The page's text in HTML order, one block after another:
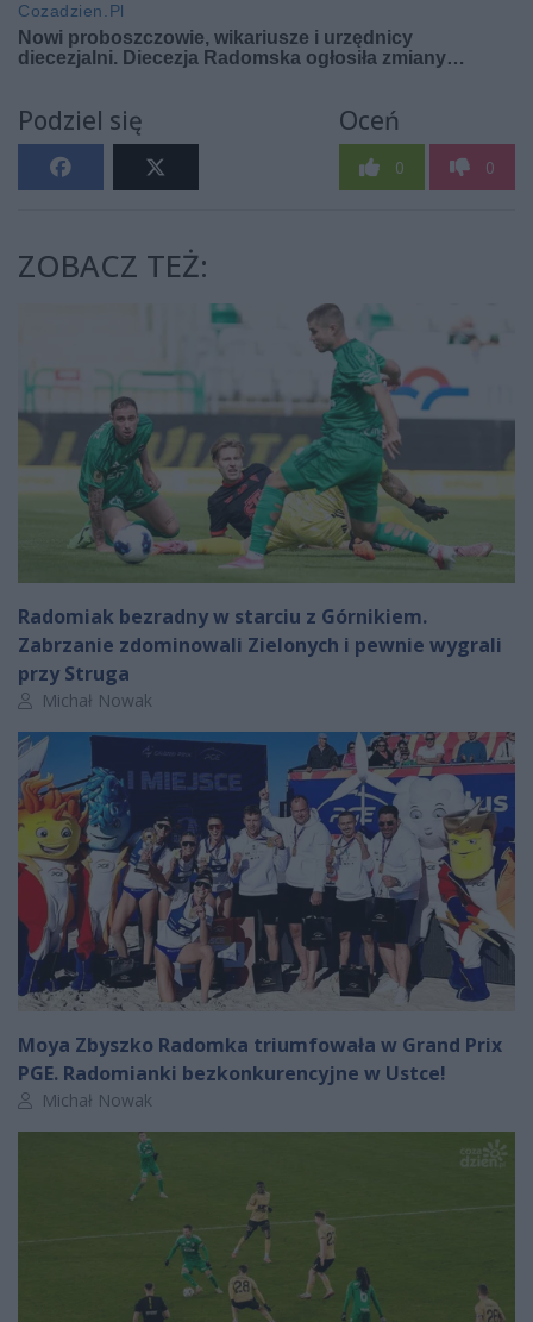
Podziel się Oceń
0 0
ZOBACZ TEŻ:
Radomiak bezradny w starciu z Górnikiem.
Zabrzanie zdominowali Zielonych i pewnie wygrali
przy Struga
Autor artykułu:
Michał Nowak
Moya Zbyszko Radomka triumfowała w Grand Prix
PGE. Radomianki bezkonkurencyjne w Ustce!
Autor artykułu:
Michał Nowak